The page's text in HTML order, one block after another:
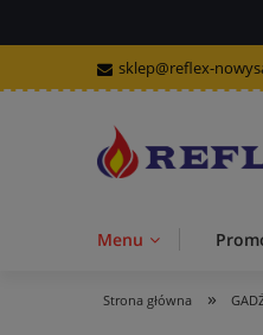
sklep@reflex-
Menu
Strona główna »